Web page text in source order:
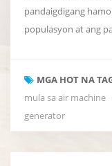
pandaigdigang
populasyon at ang
tubig. Isa sa mga
umuusbong sa
Atmospera (AWG) —
MGA HOT NA
mula sa air machine
generator